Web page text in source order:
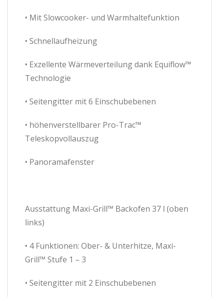
• Mit Slowcooker- und Warmhaltefunktion
• Schnellaufheizung
• Exzellente Wärmeverteilung dank Equiflow™
Technologie
• Seitengitter mit 6 Einschubebenen
• höhenverstellbarer Pro-Trac™
Teleskopvollauszug
• Panoramafenster
Ausstattung Maxi-Grill™ Backofen 37 l (oben
links)
• 4 Funktionen: Ober- & Unterhitze, Maxi-
Grill™ Stufe 1 – 3
• Seitengitter mit 2 Einschubebenen